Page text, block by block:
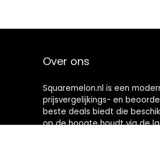
Over ons
Squaremelon.nl is een
prijsvergelijkings- en
beste deals biedt die
op de hoogte houdt via de